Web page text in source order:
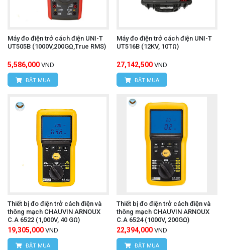
Máy đo điện trở cách điện UNI-T
UT505B (1000V,200GΩ,True RMS)
5,586,000 VND
ĐẶT MUA
Máy đo điện trở cách điện UNI-T
UT516B (12KV, 10TΩ)
27,142,500 VND
ĐẶT MUA
Thiết bị đo điện trở cách điện và
thông mạch CHAUVIN ARNOUX
C.A 6522 (1,000V, 40 GΩ)
19,305,000 VND
ĐẶT MUA
Thiết bị đo điện trở cách điện và
thông mạch CHAUVIN ARNOUX
C.A 6524 (1000V, 200GΩ)
22,394,000 VND
ĐẶT MUA